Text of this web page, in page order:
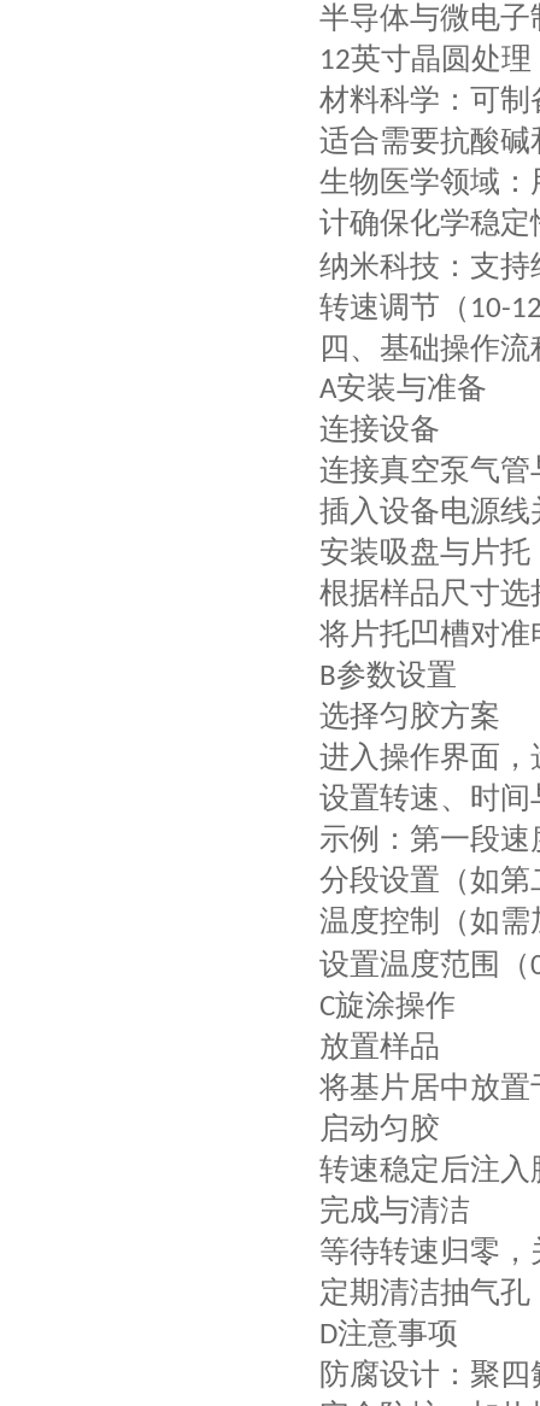
半导体与微电子
12英寸晶圆处理
材料科学 ：可
适合需要抗酸
生物医学领域
计确保化学稳
纳米科技 ：支
转速调节（ 10-
四、基础操作流
A安装与准备
连接设备
连接真空泵气
插入设备电源
安装吸盘与片托
根据样品尺寸
将片托凹槽对
B参数设置
选择匀胶方案
进入操作界面
设置转速、时间
示例：第一段速
分段设置（如第
温度控制（如需
设置温度范围（
C旋涂操作
放置样品
将基片居中放
启动匀胶
转速稳定后注
完成与清洁
等待转速归零
定期清洁抽气
D注意事项
防腐设计 ：聚